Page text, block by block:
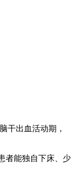
干出血活动期，
者能独自下床、少